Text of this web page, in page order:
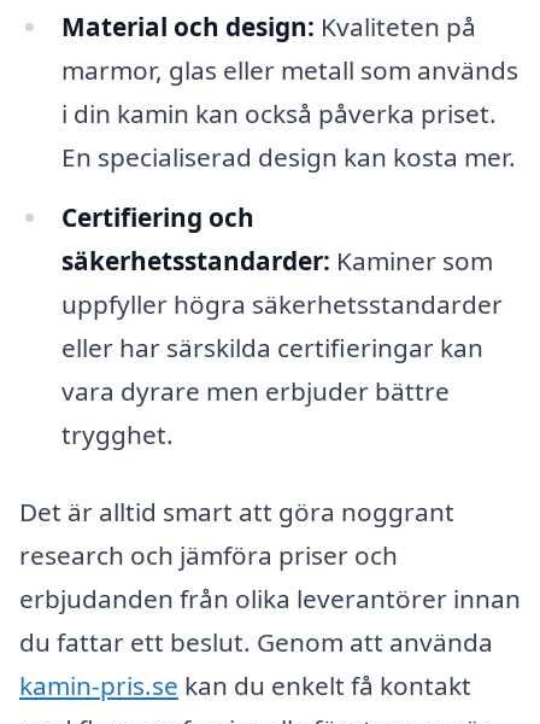
Material och design: Kvaliteten på
marmor, glas eller metall som används
i din kamin kan också påverka priset.
En specialiserad design kan kosta mer.
Certifiering och
säkerhetsstandarder: Kaminer som
uppfyller högra säkerhetsstandarder
eller har särskilda certifieringar kan
vara dyrare men erbjuder bättre
trygghet.
Det är alltid smart att göra noggrant
research och jämföra priser och
erbjudanden från olika leverantörer innan
du fattar ett beslut. Genom att använda
kamin-pris.se kan du enkelt få kontakt